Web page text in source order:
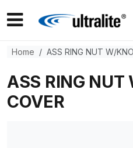
Home ASS RING NUT W/
ASS RING NUT
COVER